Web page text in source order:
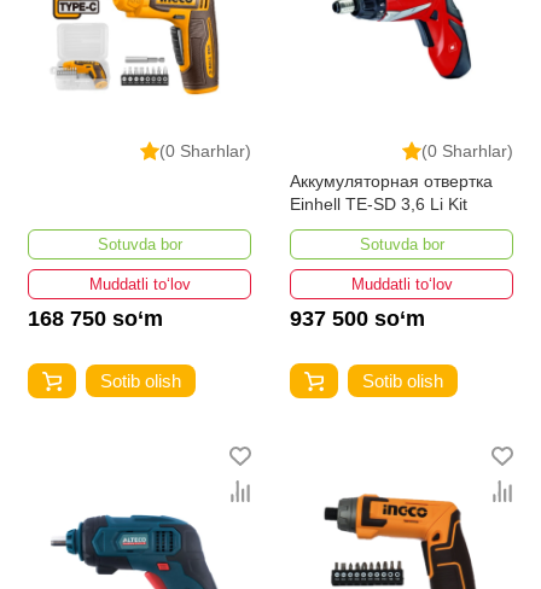
qilingan, ikarvon.uz dan Akkumulyatorli otvertkalar - bu
eng keng narxlar oralig'i. Va bu yerda Akkumulyatorli
otvertkalar toifasidagi har bir element uchun optimal
(0 Sharhlar)
Sotuvda bor
Muddatli to‘lov
168 750 so‘m
Sotib olish
(0 Sharhlar)
Аккумуляторная отвертка
Einhell TE-SD 3,6 Li Kit
Sotuvda bor
Muddatli to‘lov
937 500 so‘m
Sotib olish